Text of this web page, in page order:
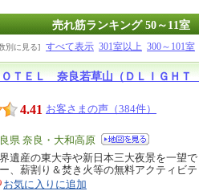
売れ筋ランキング 50～11室
別に見る] すべて表示 301室以上 300～101室
ＴＥＬ 奈良若草山（ＤＬＩＧＨ
4.41 お客さまの声（384件）
県 奈良・大和高原
遺産の東大寺や新日本三大夜景を一望
、薪割り＆焚き火等の無料アクティビ
お気に入りに追加